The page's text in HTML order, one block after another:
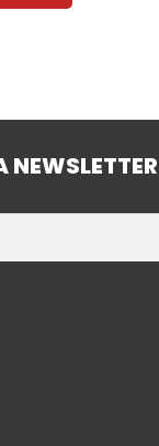
NEWSLETTER